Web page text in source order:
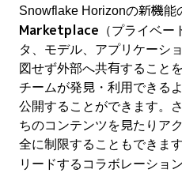
Snowflake Horizonの新機能
Marketplace （プライベ
タ、モデル、アプリケーシ
図せず外部へ共有すること
チームが発見・利用できる
公開することができます。
ちのコンテンツを見たりア
全に制限することもできま
リードするコラボレーショ